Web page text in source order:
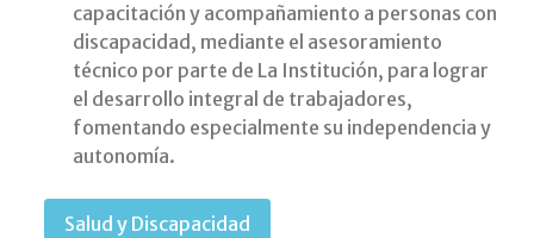
capacitación y acompañamiento a personas con
discapacidad, mediante el asesoramiento
técnico por parte de La Institución, para lograr
el desarrollo integral de trabajadores,
fomentando especialmente su independencia y
autonomía.
Salud y Discapacidad